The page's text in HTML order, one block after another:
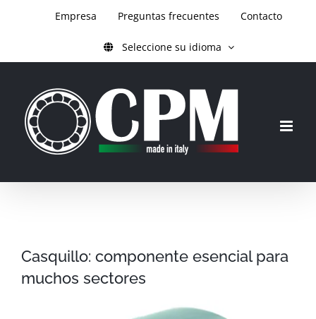
contenido
Empresa Preguntas frecuentes Contacto
Seleccione su idioma
Casquillo: componente esencial para
muchos sectores